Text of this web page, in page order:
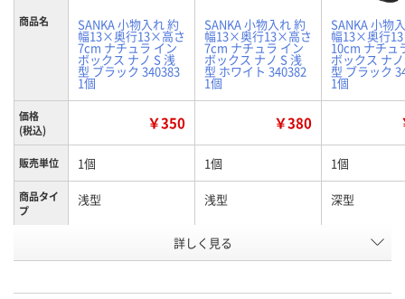
商品名 SANKA 小物入れ 約
幅13×奥行13×高さ
7cm ナチュラ イン
ボックス ナノ S 浅
型 ブラック 340383
1個
SANKA 小物入れ 約
幅13×奥行13×高さ
7cm ナチュラ イン
ボックス ナノ S 浅
型 ホワイト 340382
1個
SANKA 小物
幅13×奥行
10cm ナチュ
ボックス ナ
型 ブラック
1個
価格
(税込)
￥350 ￥380
販売単位 1個 1個 1個
商品タイ
プ
浅型 浅型 深型
ホワイト ブラック
号
詳しく見る